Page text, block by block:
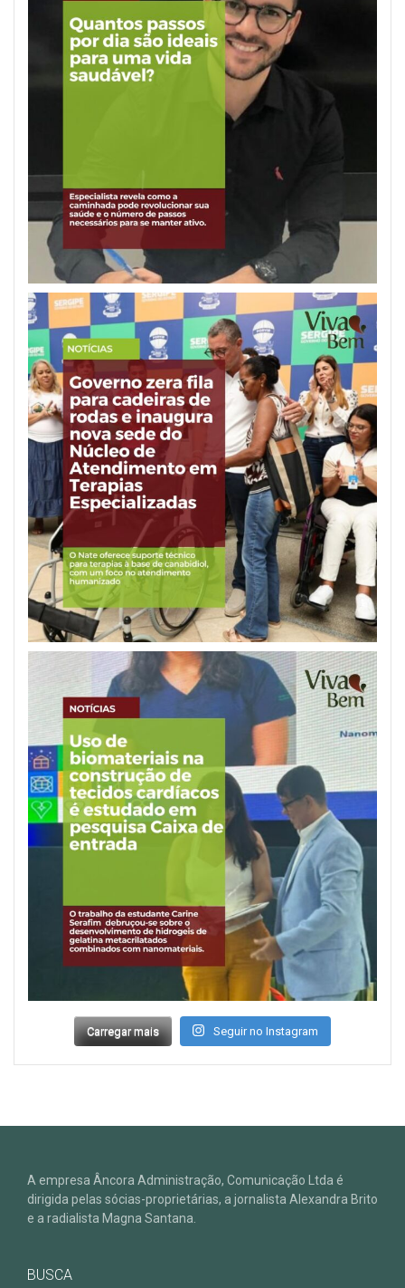
Carregar mais Seguir no Instagram
A empresa Âncora Administração, Comunicação Ltda é
dirigida pelas sócias-proprietárias, a jornalista Alexandra Brito
e a radialista Magna Santana.
BUSCA